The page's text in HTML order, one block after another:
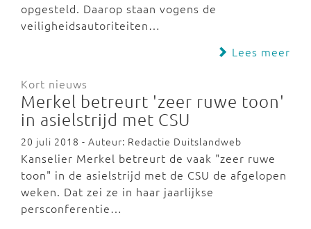
opgesteld. Daarop staan vogens de
veiligheidsautoriteiten…
Lees meer
Kort nieuws
Merkel betreurt 'zeer ruwe toon'
in asielstrijd met CSU
20 juli 2018 - Auteur: Redactie Duitslandweb
Kanselier Merkel betreurt de vaak "zeer ruwe
toon" in de asielstrijd met de CSU de afgelopen
weken. Dat zei ze in haar jaarlijkse
persconferentie…